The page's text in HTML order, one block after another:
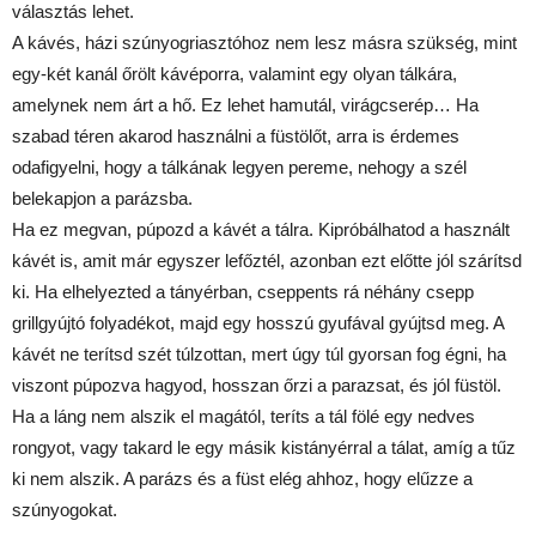
választás lehet.
A kávés, házi szúnyogriasztóhoz nem lesz másra szükség, mint
egy-két kanál őrölt kávéporra, valamint egy olyan tálkára,
amelynek nem árt a hő. Ez lehet hamutál, virágcserép… Ha
szabad téren akarod használni a füstölőt, arra is érdemes
odafigyelni, hogy a tálkának legyen pereme, nehogy a szél
belekapjon a parázsba.
Ha ez megvan, púpozd a kávét a tálra. Kipróbálhatod a használt
kávét is, amit már egyszer lefőztél, azonban ezt előtte jól szárítsd
ki. Ha elhelyezted a tányérban, cseppents rá néhány csepp
grillgyújtó folyadékot, majd egy hosszú gyufával gyújtsd meg. A
kávét ne terítsd szét túlzottan, mert úgy túl gyorsan fog égni, ha
viszont púpozva hagyod, hosszan őrzi a parazsat, és jól füstöl.
Ha a láng nem alszik el magától, teríts a tál fölé egy nedves
rongyot, vagy takard le egy másik kistányérral a tálat, amíg a tűz
ki nem alszik. A parázs és a füst elég ahhoz, hogy elűzze a
szúnyogokat.